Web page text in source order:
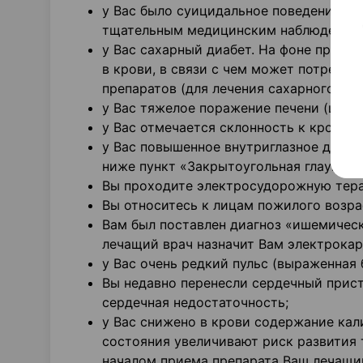
у Вас было суицидальное поведение,
тщательным медицинским
у Вас сахарный диабет. На фоне
в крови, в связи с чем может
препаратов (для лечения сахарного
у Вас тяжелое поражение печени
у Вас отмечается склонность к
у Вас повышенное внутриглазное
ниже пункт «Закрытоугольная
Вы проходите электросудорожную
Вы относитесь к лицам пожилого
Вам был поставлен диагноз
лечащий врач назначит Вам
у Вас очень редкий пульс (выраженная
Вы недавно перенесли сердечный
сердечная недостаточность;
у Вас снижено в крови содержание
состояния увеличивают риск